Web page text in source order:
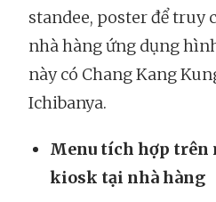
standee, poster để truy
nhà hàng ứng dụng
này có Chang Kang
Ichibanya.
Menu tích hợp trên
kiosk tại nhà hàng